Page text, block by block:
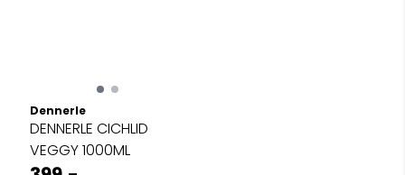
Dennerle
DENNERLE CICHLID
VEGGY 1000ML